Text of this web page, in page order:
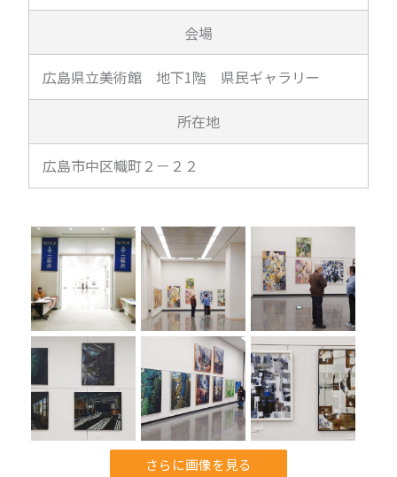
会場
広島県立美術館 地下1階 県民ギャラリー
所在地
広島市中区幟町２－２２
さらに画像を見る